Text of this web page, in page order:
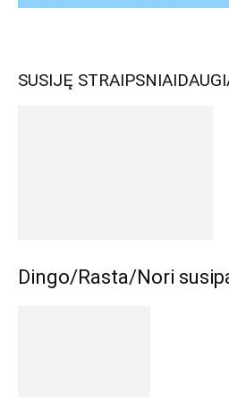
SUSIJĘ STRAIPSNIAI
Dingo/Rasta/Nori